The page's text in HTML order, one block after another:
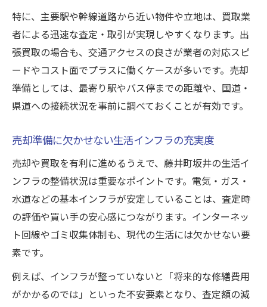
特に、主要駅や幹線道路から近い物件や立地は、買取業
者による迅速な査定・取引が実現しやすくなります。出
張買取の場合も、交通アクセスの良さが業者の対応スピ
ードやコスト面でプラスに働くケースが多いです。売却
準備としては、最寄り駅やバス停までの距離や、国道・
県道への接続状況を事前に調べておくことが有効です。
売却準備に欠かせない生活インフラの充実度
売却や買取を有利に進めるうえで、藤井町坂井の生活イ
ンフラの整備状況は重要なポイントです。電気・ガス・
水道などの基本インフラが安定していることは、査定時
の評価や買い手の安心感につながります。インターネッ
ト回線やゴミ収集体制も、現代の生活には欠かせない要
素です。
例えば、インフラが整っていないと「将来的な修繕費用
がかかるのでは」といった不安要素となり、査定額の減